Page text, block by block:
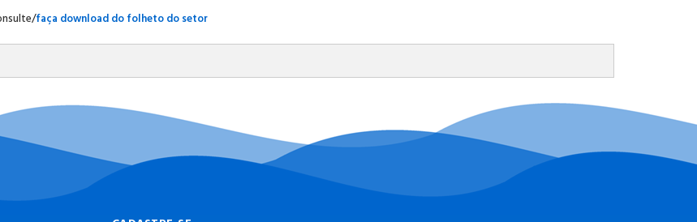
faça download do folheto do setor